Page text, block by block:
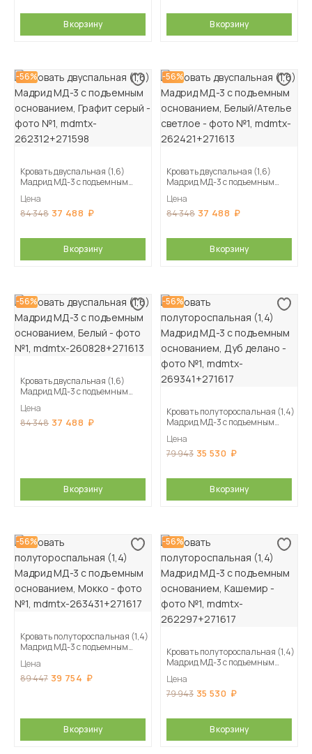
В корзину В корзину
-56%
Кровать двуспальная (1,6)
Мадрид МД-3 с подъемным
Цена
84 348 37 488
В корзину
-56%
Кровать двуспальная (1,6)
Мадрид МД-3 с подъемным
светлое
Цена
84 348 37 488
В корзину
-56%
Кровать двуспальная (1,6)
Мадрид МД-3 с подъемным
Цена
84 348 37 488
В корзину
-56%
Кровать полутороспальная (1,4)
Мадрид МД-3 с подъемным
Цена
79 943 35 530
В корзину
-56%
Кровать полутороспальная (1,4)
Мадрид МД-3 с подъемным
Цена
89 447 39 754
В корзину
-56%
Кровать полутороспальная (1,4)
Мадрид МД-3 с подъемным
Цена
79 943 35 530
В корзину